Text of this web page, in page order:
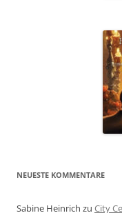
NEUESTE KOMMENTARE
Sabine Heinrich zu City